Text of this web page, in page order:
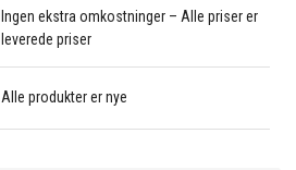
Ingen ekstra omkostninger – Alle priser er
leverede priser
Alle produkter er nye